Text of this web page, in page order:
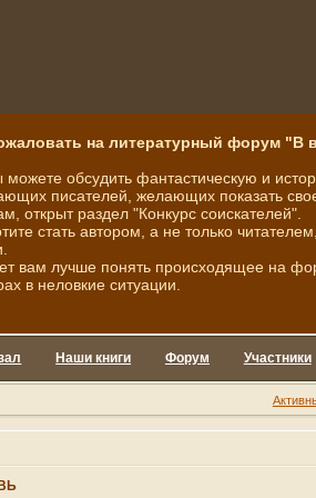
на литературный форум "В
можете обсудить фантастическую и
писателей, желающих показать
открыт раздел "Конкурс соискателей".
стать автором, а не только
вам лучше понять происходящее на
в неловкие ситуации.
Наши книги Форум Участники